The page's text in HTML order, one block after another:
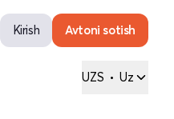
Kirish Avtoni sotish
UZS • Uz